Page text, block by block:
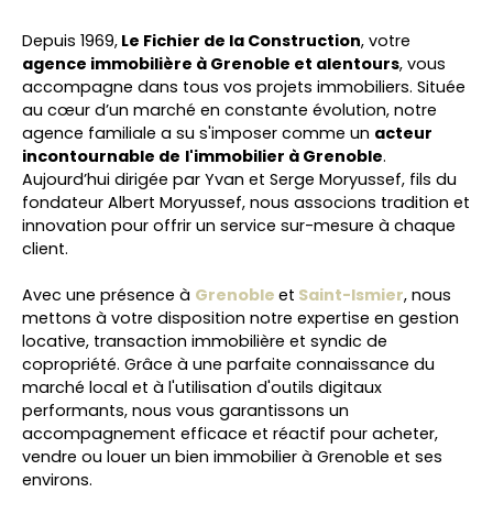
Depuis 1969, Le Fichier de la Construction, votre
agence immobilière à Grenoble et alentours, vous
accompagne dans tous vos projets immobiliers. Située
au cœur d’un marché en constante évolution, notre
agence familiale a su s'imposer comme un acteur
incontournable de l'immobilier à Grenoble.
Aujourd’hui dirigée par Yvan et Serge Moryussef, fils du
fondateur Albert Moryussef, nous associons tradition et
innovation pour offrir un service sur-mesure à chaque
client.
Avec une présence à Grenoble et Saint-Ismier, nous
mettons à votre disposition notre expertise en gestion
locative, transaction immobilière et syndic de
copropriété. Grâce à une parfaite connaissance du
marché local et à l'utilisation d'outils digitaux
performants, nous vous garantissons un
accompagnement efficace et réactif pour acheter,
vendre ou louer un bien immobilier à Grenoble et ses
environs.